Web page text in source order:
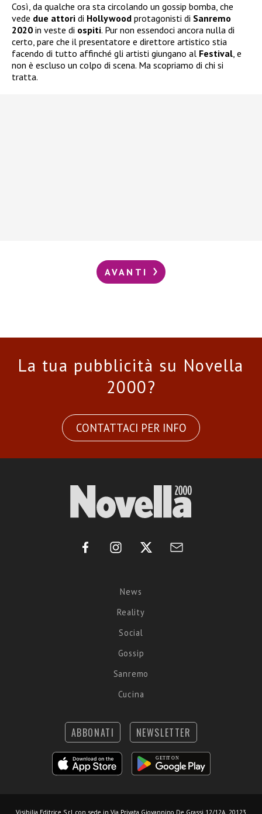
Così, da qualche ora sta circolando un gossip bomba, che
vede due attori di Hollywood protagonisti di Sanremo
2020 in veste di ospiti. Pur non essendoci ancora nulla di
certo, pare che il presentatore e direttore artistico stia
facendo di tutto affinché gli artisti giungano al Festival, e
non è escluso un colpo di scena. Ma scopriamo di chi si
tratta.
AVANTI
La tua pubblicità su Novella
2000?
CONTATTACI PER INFO
News
Reality
Social
Gossip
Sanremo
Cucina
ABBONATI NEWSLETTER
Visibilia Editrice S.r.l. con sede in Via Privata Giovannino De Grassi 12/12A, 20123